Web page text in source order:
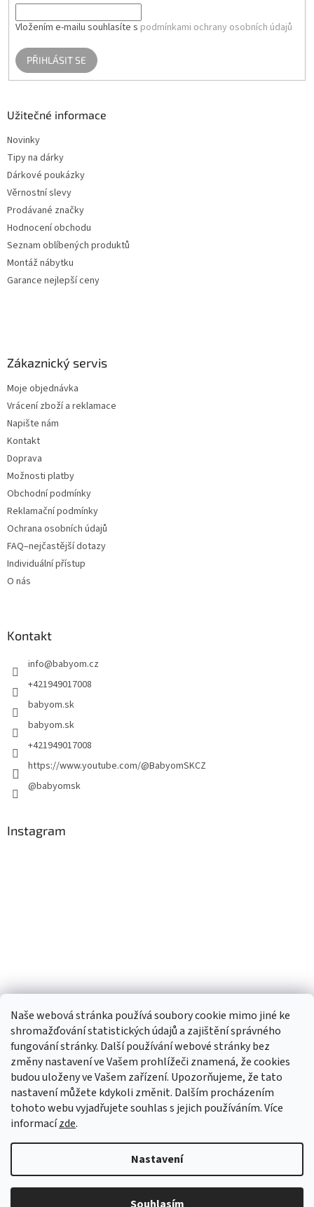
Naše webová stránka používá soubory cookie mimo jiné ke
shromažďování statistických údajů a zajištění správného
fungování stránky. Další používání webové stránky bez
změny nastavení ve Vašem prohlížeči znamená, že cookies
budou uloženy ve Vašem zařízení. Upozorňujeme, že tato
nastavení můžete kdykoli změnit. Dalším procházením
tohoto webu vyjadřujete souhlas s jejich používáním. Více
informacízde.
Nastavení
Vložením e-mailu souhlasíte s podmínkami ochrany osobních údajů
PŘIHLÁSIT SE
Užitečné informace
Novinky
Tipy na dárky
Dárkové poukázky
Věrnostní slevy
Prodávané značky
Hodnocení obchodu
Seznam oblíbených produktů
Montáž nábytku
Garance nejlepší ceny
Zákaznický servis
Moje objednávka
Vrácení zboží a reklamace
Napište nám
Kontakt
Doprava
Možnosti platby
Obchodní podmínky
Reklamační podmínky
Ochrana osobních údajů
FAQ–nejčastější dotazy
Individuální přístup
O nás
Kontakt
info@babyom.cz
+421949017008
babyom.sk
babyom.sk
+421949017008
https://www.youtube.com/@BabyomSKCZ
@babyomsk
Instagram
TIk Tok Instagram Facebook
Copyright 2026Babyom. Všechna práva vyhrazena.Upravit